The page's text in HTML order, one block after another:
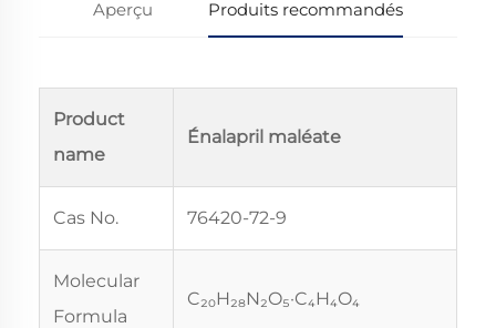
Aperçu Produits recommandés
Product
name
Énalapril maléate
Cas No. 76420-72-9
Molecular
Formula
C₂₀H₂₈N₂O₅·C₄H₄O₄